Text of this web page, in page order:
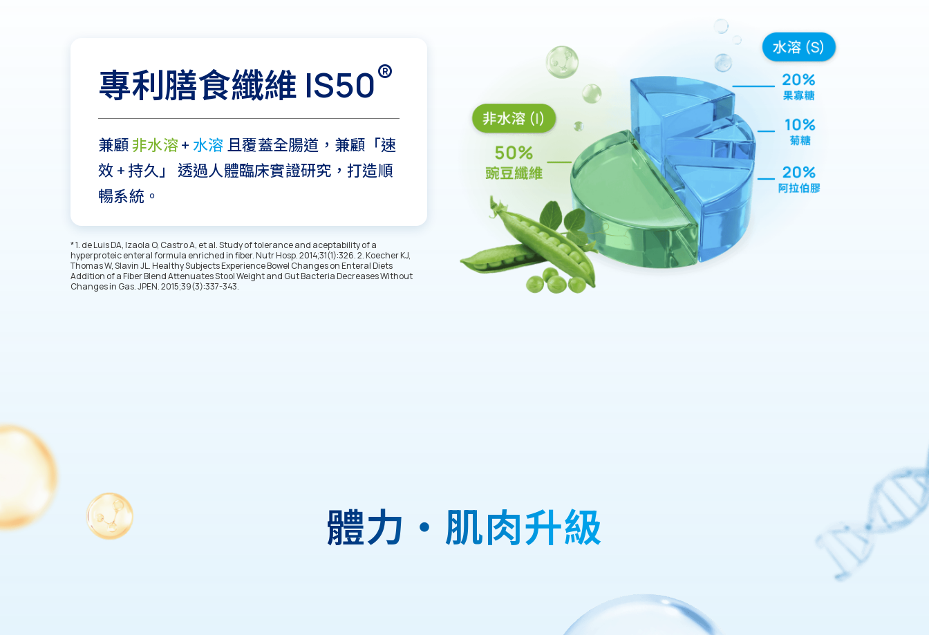
專利膳食纖維 IS50®
兼顧非水溶+ 水溶 且覆蓋全腸道，兼顧「速
效 + 持久」 透過人體臨床實證研究，打造順
暢系統。
* 1. de Luis DA, Izaola O, Castro A, et al. Study of tolerance and aceptability of a
hyperproteic enteral formula enriched in fiber. Nutr Hosp. 2014;31(1):326. 2. Koecher KJ,
Thomas W, Slavin JL. Healthy Subjects Experience Bowel Changes on Enteral Diets
Addition of a Fiber Blend Attenuates Stool Weight and Gut Bacteria Decreases Without
Changes in Gas. JPEN. 2015;39(3):337-343.
體力 ・ 肌肉升級